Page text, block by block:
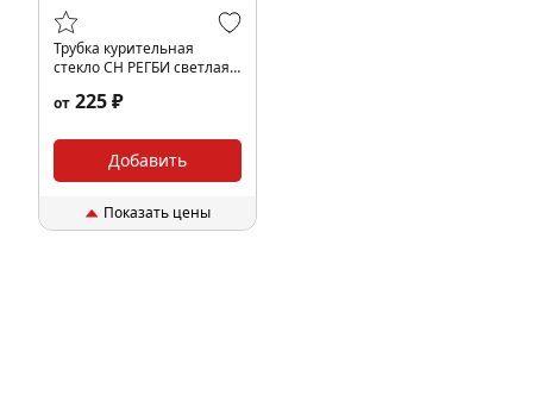
Трубка курительная
стекло CH РЕГБИ светлая в
от 225 ₽
Добавить
Показать цены